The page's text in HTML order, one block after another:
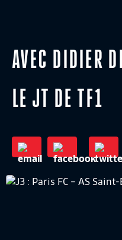
AVEC DIDIER
LE JT DE TF1